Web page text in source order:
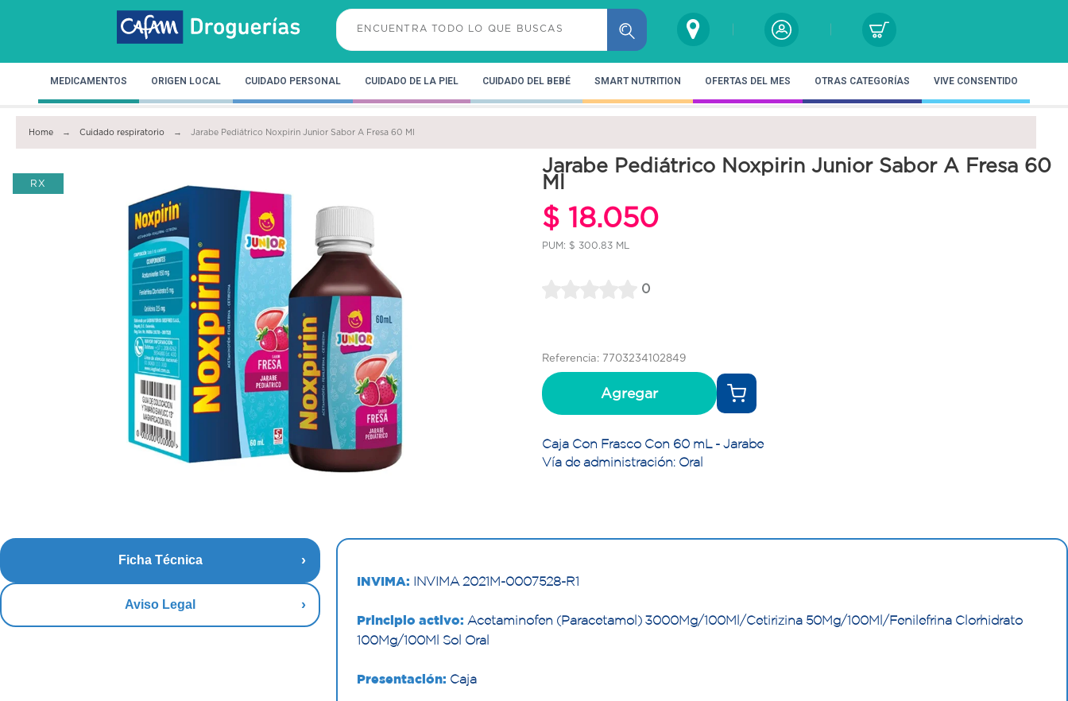
MEDICAMENTOS ORIGEN LOCAL CUIDADO PERSONAL CUIDADO DE LA PIEL CUIDADO DEL BEBÉ SMART NUTRITION OFERTAS DEL MES OTRAS CATEGORÍAS VIVE CONSENTIDO
Home Cuidado respiratorio Jarabe Pediátrico Noxpirin Junior Sabor A Fresa 60 Ml
RX
Jarabe Pediátrico Noxpirin Junior Sabor A Fresa 60
Ml
$ 18.050
PUM: $ 300.83 ML
0
Referencia: 7703234102849
Agregar
Caja Con Frasco Con 60 mL - Jarabe
Vía de administración: Oral
Ficha Técnica
Aviso Legal
INVIMA: INVIMA 2021M-0007528-R1
Principio activo: Acetaminofen (Paracetamol) 3000Mg/100Ml/Cetirizina 50Mg/100Ml/Fenilefrina Clorhidrato
100Mg/100Ml Sol Oral
Presentación: Caja